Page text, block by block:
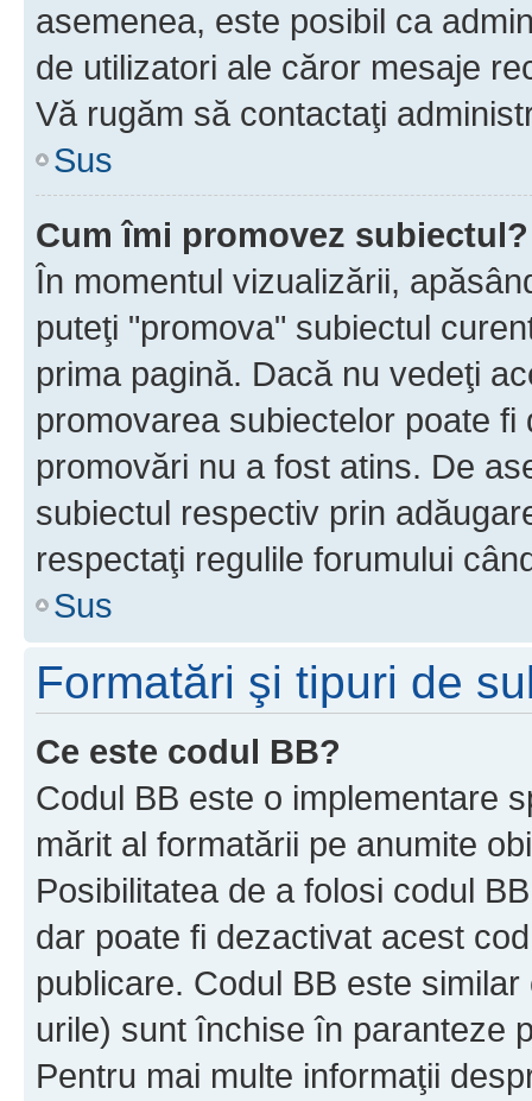
asemenea, este posibil ca
de utilizatori ale căror mesaje
Vă rugăm să contactaţi
Sus
Cum îmi promovez subiectul?
În momentul vizualizării,
puteţi "promova" subiectul
prima pagină. Dacă nu vedeţi
promovarea subiectelor poate
promovări nu a fost atins. De
subiectul respectiv prin
respectaţi regulile forumului
Sus
Formatări şi tipuri de
Ce este codul BB?
Codul BB este o implementare
mărit al formatării pe anumite
Posibilitatea de a folosi codul
dar poate fi dezactivat acest
publicare. Codul BB este
urile) sunt închise în paranteze
Pentru mai multe informaţii